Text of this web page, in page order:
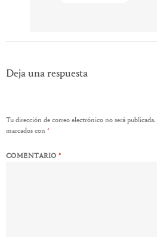
Deja una respuesta
Tu dirección de correo electrónico no será publicada.
marcados con *
COMENTARIO*